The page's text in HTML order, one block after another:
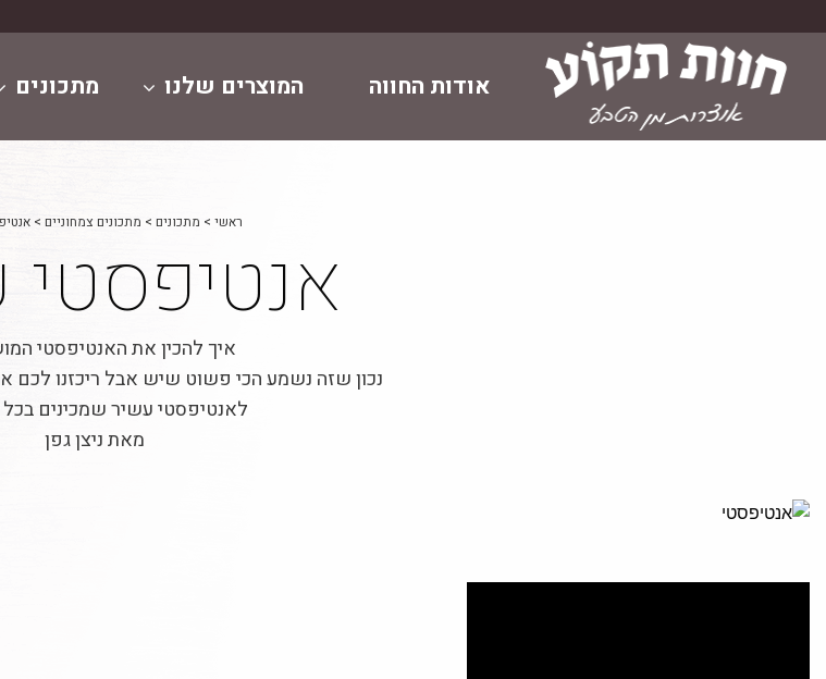
content
אודות החווה המוצרים שלנו מתכונים
ראשי > מתכונים > מתכונים צמחוניים >
איך להכין את האנטיפסטי
נכון שזה נשמע הכי פשוט שיש אבל ריכזנו לכם
לאנטיפסטי עשיר שמכינים
מאת ניצן גפן